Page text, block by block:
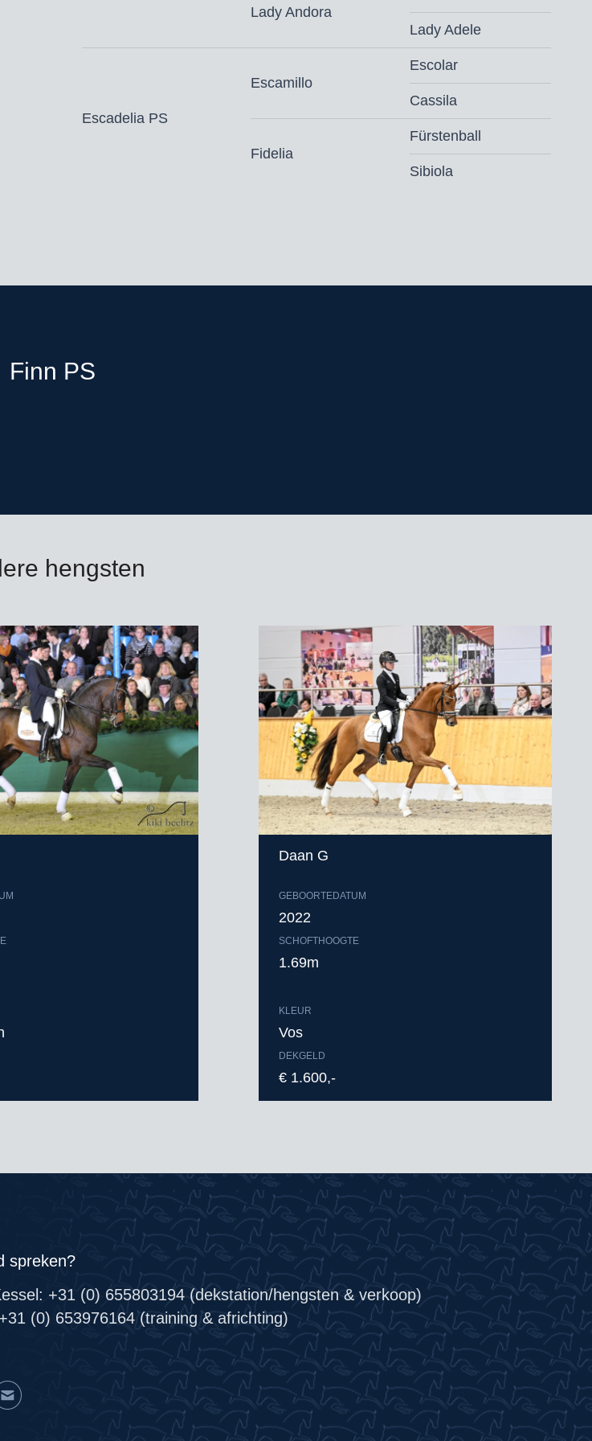
Dekgeld bedraagt € 800,- (vaste kosten € 400,- + € 400,- bij dracht)
Lady Andora
Lady Adele
Escadelia PS
Escamillo
Escolar
Cassila
Fidelia
Fürstenball
Sibiola
Finn PS
hengsten
Daan G
GEBOORTEDATUM
2022
SCHOFTHOOGTE
1.69m
KLEUR
Vos
DEKGELD
€ 1.600,-
spreken?
+31 (0) 655803194 (dekstation/hengsten & verkoop)
(0) 653976164 (training & africhting)